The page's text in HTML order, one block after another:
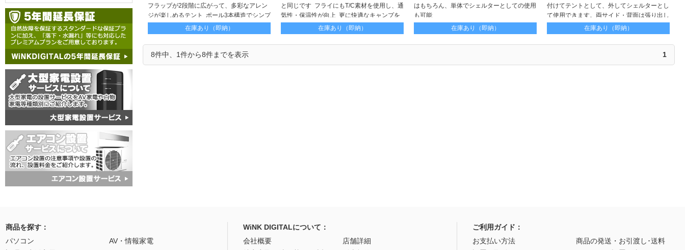
フラップが2段階に広がって、多彩なアレン
ジが楽しめるテント ポール3本構造でシンプ
ル&簡単な設営ができます
在庫あり（即納）
と同じです フライにもT/C素材を使用し、通
気性・保温性が向上 更に快適なキャンプを
お楽しみいただけます
在庫あり（即納）
はもちろん、単体でシェルターとしての使用
も可能
フルメッシュ装備、4方向からの出入りが可
能 車高170㎝～210㎝が最適
在庫あり（即納）
付けてテントとして、外してシェルターとし
て使用できます。両サイド・背面は張り出し
可能（別売りポール必要） 設営の簡単さ、
使いやすさ、快適さをぜひ体感ください
在庫あり（即納）
8件中、1件から8件までを表示 1
商品を探す：
パソコン
AV・情報家電
WiNK DIGITALについて：
会社概要
店舗詳細
ご利用ガイド：
お支払い方法
商品の発送・お引渡し･送料